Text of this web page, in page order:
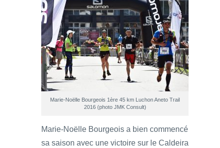
Marie-Noëlle Bourgeois 1ère 45 km Luchon Aneto Trail
2016 (photo JMK Consult)
Marie-Noëlle Bourgeois a bien commencé
sa saison avec une victoire sur le Caldeira